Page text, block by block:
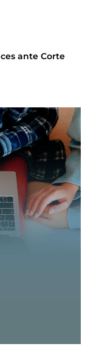
ante Corte